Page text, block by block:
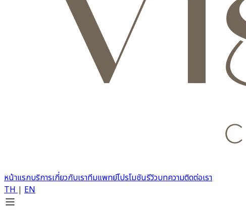
หน้าแรกบริการเกี่ยวกับเราทีมแพทย์โปรโมชันรีวิวบทความติดต่อเรา
TH| EN